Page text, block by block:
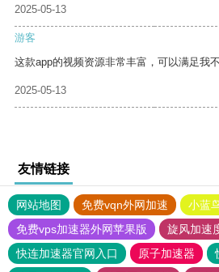
2025-05-13
游客
这款app的视频资源非常丰富，可以满足我
2025-05-13
友情链接
网站地图 免费vqn外网加速
小蓝
免费vps加速器外网苹果版
旋风加速
快连加速器官网入口
原子加速器